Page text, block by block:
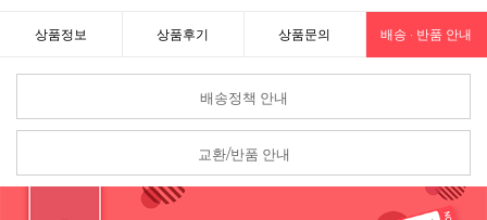
상품정보 상품후기 상품문의 배송 · 반품 안내
배송정책 안내
교환/반품 안내